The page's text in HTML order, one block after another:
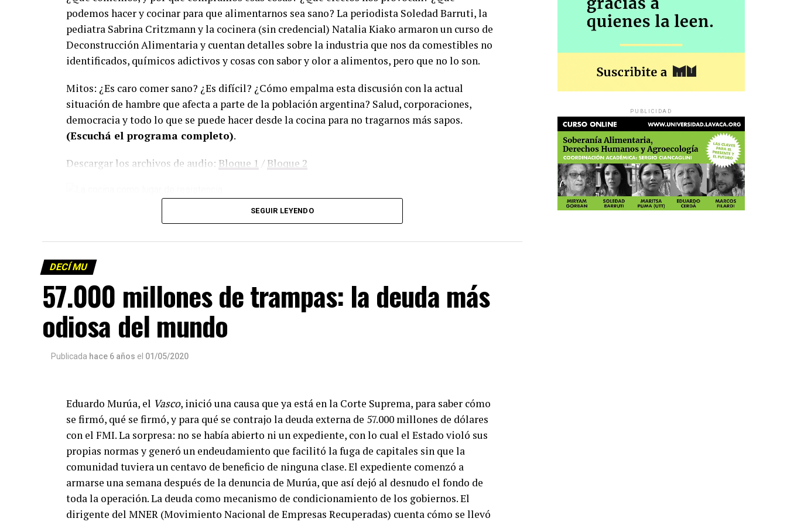
podemos hacer y cocinar para que alimentarnos sea sano? La periodista Soledad Barruti, la
pediatra Sabrina Critzmann y la cocinera (sin credencial) Natalia Kiako armaron un curso de
Deconstrucción Alimentaria y cuentan detalles sobre la industria que nos da comestibles no
identificados, químicos adictivos y cosas con sabor y olor a alimentos, pero que no lo son.
Mitos: ¿Es caro comer sano? ¿Es difícil? ¿Cómo empalma esta discusión con la actual
situación de hambre que afecta a parte de la población argentina? Salud, corporaciones,
democracia y todo lo que se puede hacer desde la cocina para no tragarnos más sapos.
(Escuchá el programa completo).
Descargar los archivos de audio: Bloque 1 / Bloque 2
Descargar el programa
SEGUIR LEYENDO
DECÍ MU
57.000 millones de trampas: la deuda más
odiosa del mundo
Publicada hace 6 años el 01/05/2020
Eduardo Murúa, el Vasco, inició una causa que ya está en la Corte Suprema, para saber cómo
se firmó, qué se firmó, y para qué se contrajo la deuda externa de 57.000 millones de dólares
con el FMI. La sorpresa: no se había abierto ni un expediente, con lo cual el Estado violó sus
propias normas y generó un endeudamiento que facilitó la fuga de capitales sin que la
comunidad tuviera un centavo de beneficio de ninguna clase. El expediente comenzó a
armarse una semana después de la denuncia de Murúa, que así dejó al desnudo el fondo de
toda la operación. La deuda como mecanismo de condicionamiento de los gobiernos. El
dirigente del MNER (Movimiento Nacional de Empresas Recuperadas) cuenta cómo se llevó
PUBLICIDAD